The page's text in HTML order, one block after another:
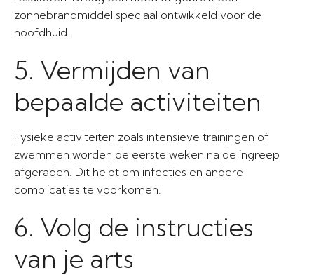
zonnebrandmiddel speciaal ontwikkeld voor de
hoofdhuid.
5. Vermijden van
bepaalde activiteiten
Fysieke activiteiten zoals intensieve trainingen of
zwemmen worden de eerste weken na de ingreep
afgeraden. Dit helpt om infecties en andere
complicaties te voorkomen.
6. Volg de instructies
van je arts